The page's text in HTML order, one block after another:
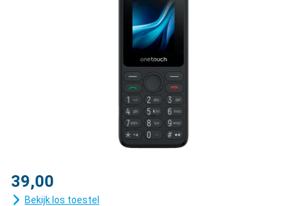
39,00
Bekijk los toestel